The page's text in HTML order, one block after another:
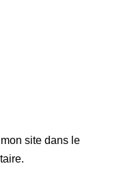
site dans le